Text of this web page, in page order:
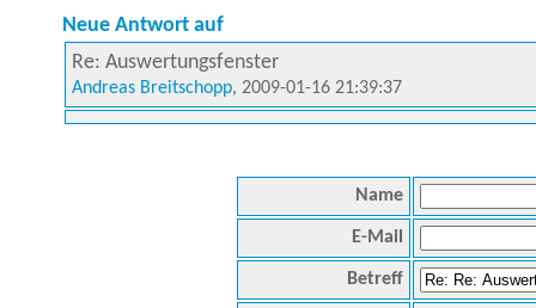
Neue Antwort auf
Re: Auswertungsfenster
Andreas Breitschopp, 2009-01-16 21:39:37
Name
E-Mail
Betreff